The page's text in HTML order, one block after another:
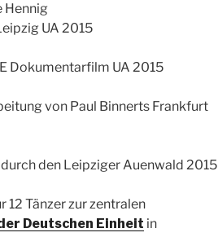
Hennig
UA 2015
Dokumentarfilm UA 2015
von Paul Binnerts Frankfurt
den Leipziger Auenwald 2015
12 Tänzer zur zentralen
Deutschen Einheit in